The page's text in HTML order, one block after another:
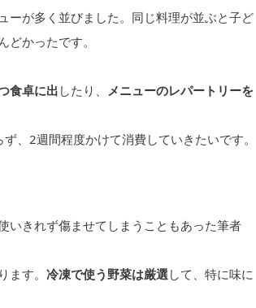
ーが多く並びました。同じ料理が並ぶと子ど
かったです。
食卓に出 したり、
メニューのレパートリーを
、2週間程度かけて消費していきたいです。
いきれず傷ませてしまうこともあった筆者
す。 冷凍で使う野菜は厳選して、特に味に